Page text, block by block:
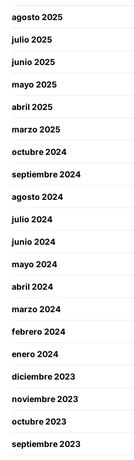
agosto 2025
julio 2025
junio 2025
mayo 2025
abril 2025
marzo 2025
octubre 2024
septiembre 2024
agosto 2024
julio 2024
junio 2024
mayo 2024
abril 2024
marzo 2024
febrero 2024
enero 2024
diciembre 2023
noviembre 2023
octubre 2023
septiembre 2023